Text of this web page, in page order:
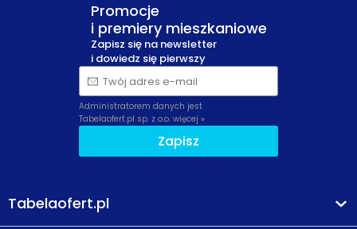
Promocje
i premiery mieszkaniowe
Zapisz się na newsletter
i dowiedz się pierwszy
Twój adres e-mail
Administratorem danych jest
Tabelaofert.pl sp. z o.o. więcej »
Zapisz
Tabelaofert.pl